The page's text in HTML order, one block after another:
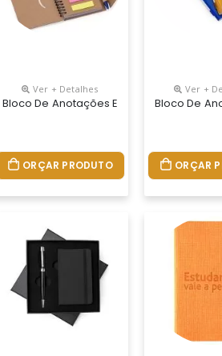
De Anotações Ecológico Com
Ver + Detalhes
Bloco De Anotações Ecológico Com
ORÇAR PRODUTO
Ver +
Bloco De
ORÇAR